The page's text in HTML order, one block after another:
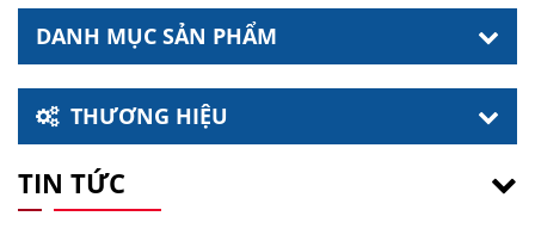
DANH MỤC SẢN PHẨM
THƯƠNG HIỆU
TIN TỨC